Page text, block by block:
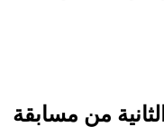
من مسابقة